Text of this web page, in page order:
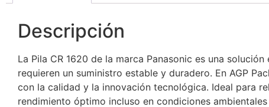
Descripción
La Pila CR 1620 de la marca Panasonic es una
requieren un suministro estable y duradero. En AGP
con la calidad y la innovación tecnológica. Ideal para
rendimiento óptimo incluso en condiciones